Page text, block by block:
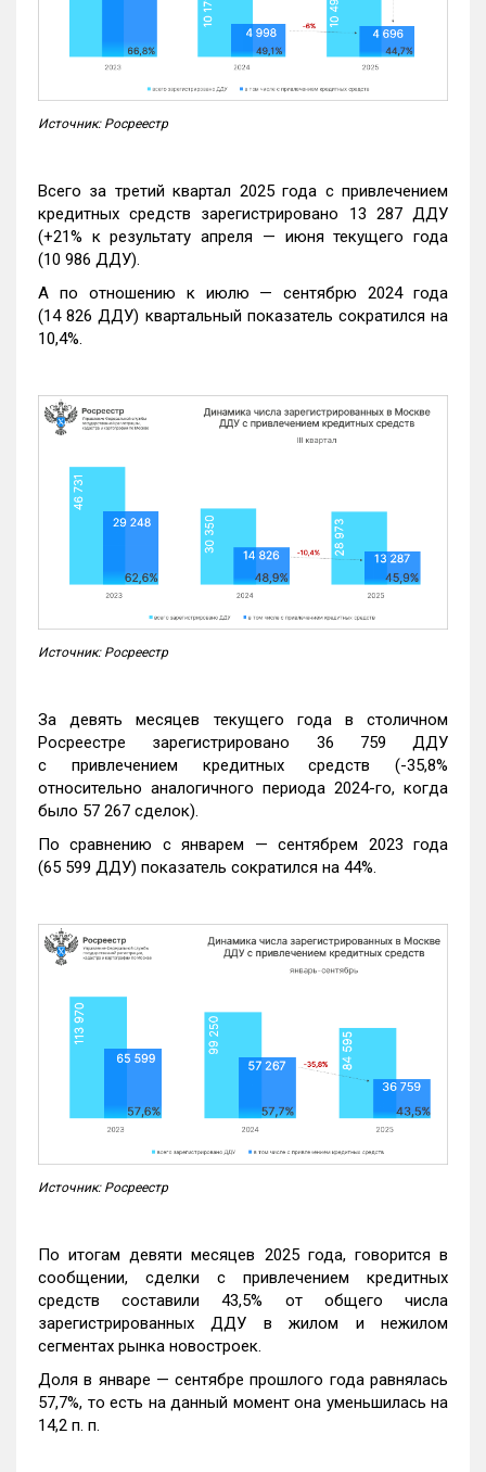
Источник: Росреестр
Всего за третий квартал 2025 года с привлечением
кредитных средств зарегистрировано 13 287 ДДУ
(+21% к результату апреля — июня текущего года
(10 986 ДДУ).
А по отношению к июлю — сентябрю 2024 года
(14 826 ДДУ) квартальный показатель сократился на
10,4%.
Источник: Росреестр
За девять месяцев текущего года в столичном
Росреестре зарегистрировано 36 759 ДДУ
с привлечением кредитных средств (-35,8%
относительно аналогичного периода 2024-го, когда
было 57 267 сделок).
По сравнению с январем — сентябрем 2023 года
(65 599 ДДУ) показатель сократился на 44%.
Источник: Росреестр
По итогам девяти месяцев 2025 года, говорится в
сообщении, сделки с привлечением кредитных
средств составили 43,5% от общего числа
зарегистрированных ДДУ в жилом и нежилом
сегментах рынка новостроек.
Доля в январе — сентябре прошлого года равнялась
57,7%, то есть на данный момент она уменьшилась на
14,2 п. п.